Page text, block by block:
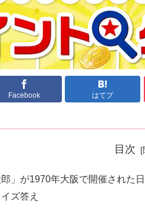
Facebook はてブ
目次
」が1970年大阪で開催された
ズ答え